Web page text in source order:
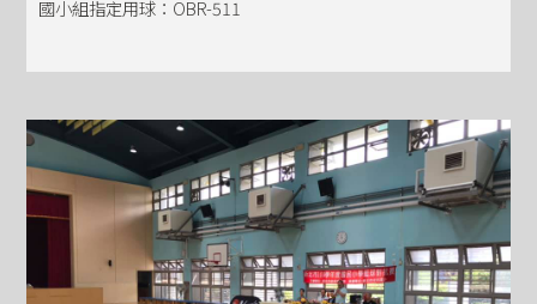
國小組指定用球：OBR-511